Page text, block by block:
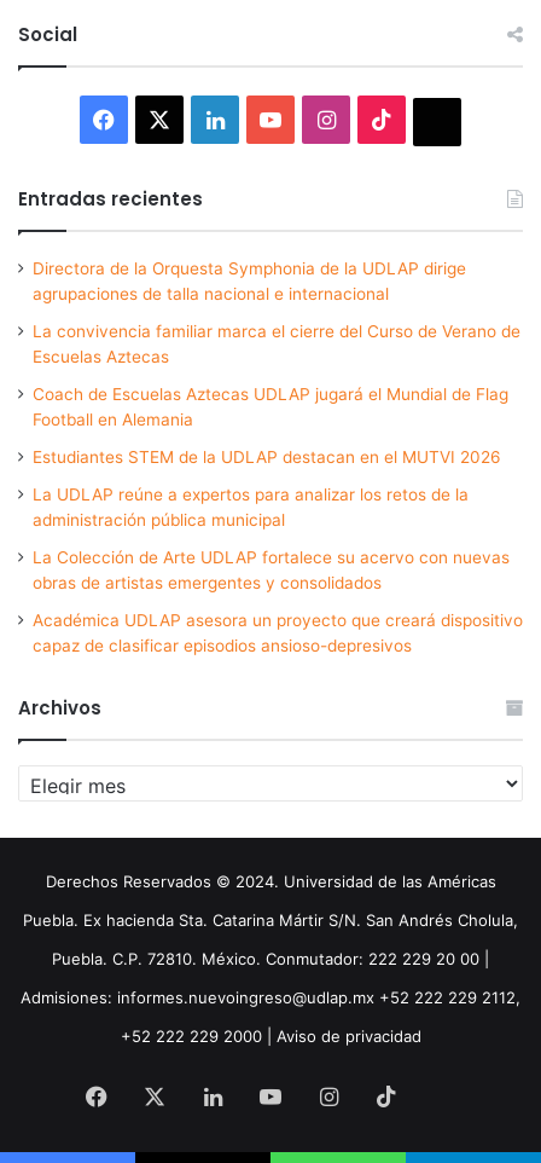
Social
Facebook LinkedInYouTubeInstagram
Entradas recientes
Directora de la Orquesta Symphonia de la UDLAP dirige
agrupaciones de talla nacional e internacional
La convivencia familiar marca el cierre del Curso de Verano de
Escuelas Aztecas
Coach de Escuelas Aztecas UDLAP jugará el Mundial de Flag
Football en Alemania
Estudiantes STEM de la UDLAP destacan en el MUTVI 2026
La UDLAP reúne a expertos para analizar los retos de la
administración pública municipal
La Colección de Arte UDLAP fortalece su acervo con nuevas
obras de artistas emergentes y consolidados
Académica UDLAP asesora un proyecto que creará dispositivo
capaz de clasificar episodios ansioso-depresivos
Archivos
Archivos
Derechos Reservados © 2024. Universidad de las Américas
Puebla. Ex hacienda Sta. Catarina Mártir S/N. San Andrés Cholula,
Puebla. C.P. 72810. México. Conmutador: 222 229 20 00 |
Admisiones: informes.nuevoingreso@udlap.mx +52 222 229 2112,
+52 222 229 2000 | Aviso de privacidad
Facebook LinkedInYouTubeInstagram